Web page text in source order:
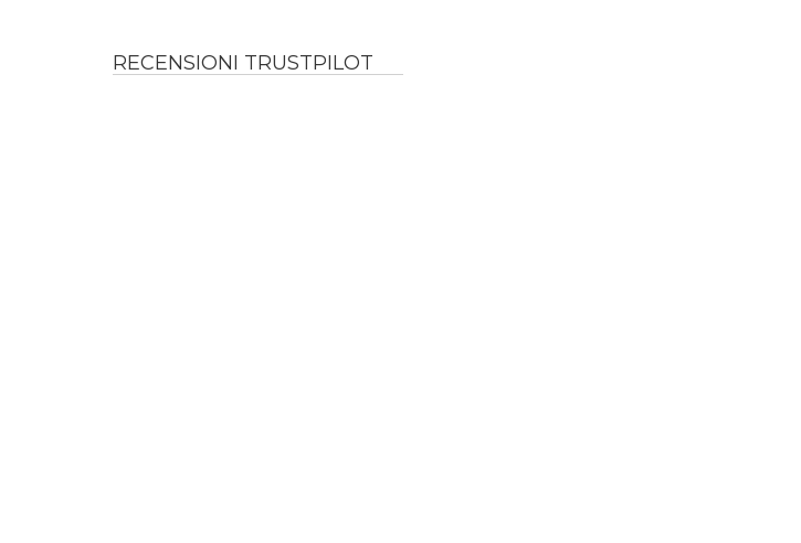
RECENSIONI TRUSTPILOT